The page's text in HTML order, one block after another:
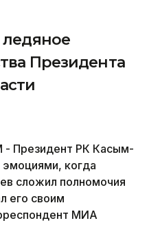
ледяное
Президента
Президент РК Касым-
когда
сложил полномочия
его своим
МИА